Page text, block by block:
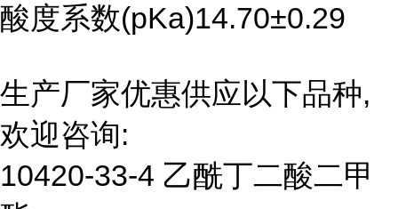
酸度系数(pKa)14.70±0.29
生产厂家优惠供应以下品种,
欢迎咨询:
10420-33-4 乙酰丁二酸二甲